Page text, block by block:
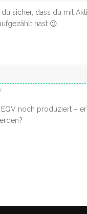
sicher, dass du mit
hast 😉
noch produziert –